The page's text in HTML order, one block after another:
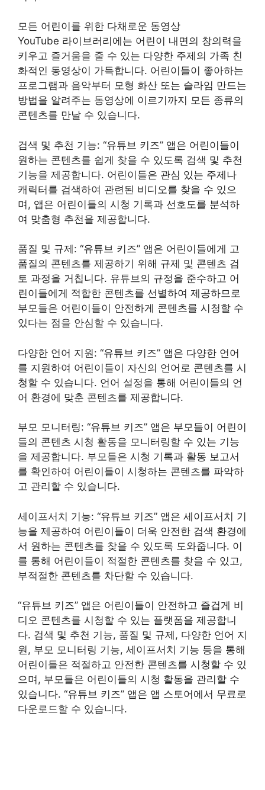
모든 어린이를 위한 다채로운 동영상
YouTube 라이브러리에는 어린이 내면의 창의력을
키우고 즐거움을 줄 수 있는 다양한 주제의 가족 친
화적인 동영상이 가득합니다. 어린이들이 좋아하는
프로그램과 음악부터 모형 화산 또는 슬라임 만드는
방법을 알려주는 동영상에 이르기까지 모든 종류의
콘텐츠를 만날 수 있습니다.
검색 및 추천 기능: “유튜브 키즈” 앱은 어린이들이
원하는 콘텐츠를 쉽게 찾을 수 있도록 검색 및 추천
기능을 제공합니다. 어린이들은 관심 있는 주제나
캐릭터를 검색하여 관련된 비디오를 찾을 수 있으
며, 앱은 어린이들의 시청 기록과 선호도를 분석하
여 맞춤형 추천을 제공합니다.
품질 및 규제: “유튜브 키즈” 앱은 어린이들에게 고
품질의 콘텐츠를 제공하기 위해 규제 및 콘텐츠 검
토 과정을 거칩니다. 유튜브의 규정을 준수하고 어
린이들에게 적합한 콘텐츠를 선별하여 제공하므로
부모들은 어린이들이 안전하게 콘텐츠를 시청할 수
있다는 점을 안심할 수 있습니다.
다양한 언어 지원: “유튜브 키즈” 앱은 다양한 언어
를 지원하여 어린이들이 자신의 언어로 콘텐츠를 시
청할 수 있습니다. 언어 설정을 통해 어린이들의 언
어 환경에 맞춘 콘텐츠를 제공합니다.
부모 모니터링: “유튜브 키즈” 앱은 부모들이 어린이
들의 콘텐츠 시청 활동을 모니터링할 수 있는 기능
을 제공합니다. 부모들은 시청 기록과 활동 보고서
를 확인하여 어린이들이 시청하는 콘텐츠를 파악하
고 관리할 수 있습니다.
세이프서치 기능: “유튜브 키즈” 앱은 세이프서치 기
능을 제공하여 어린이들이 더욱 안전한 검색 환경에
서 원하는 콘텐츠를 찾을 수 있도록 도와줍니다. 이
를 통해 어린이들이 적절한 콘텐츠를 찾을 수 있고,
부적절한 콘텐츠를 차단할 수 있습니다.
“유튜브 키즈” 앱은 어린이들이 안전하고 즐겁게 비
디오 콘텐츠를 시청할 수 있는 플랫폼을 제공합니
다. 검색 및 추천 기능, 품질 및 규제, 다양한 언어 지
원, 부모 모니터링 기능, 세이프서치 기능 등을 통해
어린이들은 적절하고 안전한 콘텐츠를 시청할 수 있
으며, 부모들은 어린이들의 시청 활동을 관리할 수
있습니다. “유튜브 키즈” 앱은 앱 스토어에서 무료로
다운로드할 수 있습니다.